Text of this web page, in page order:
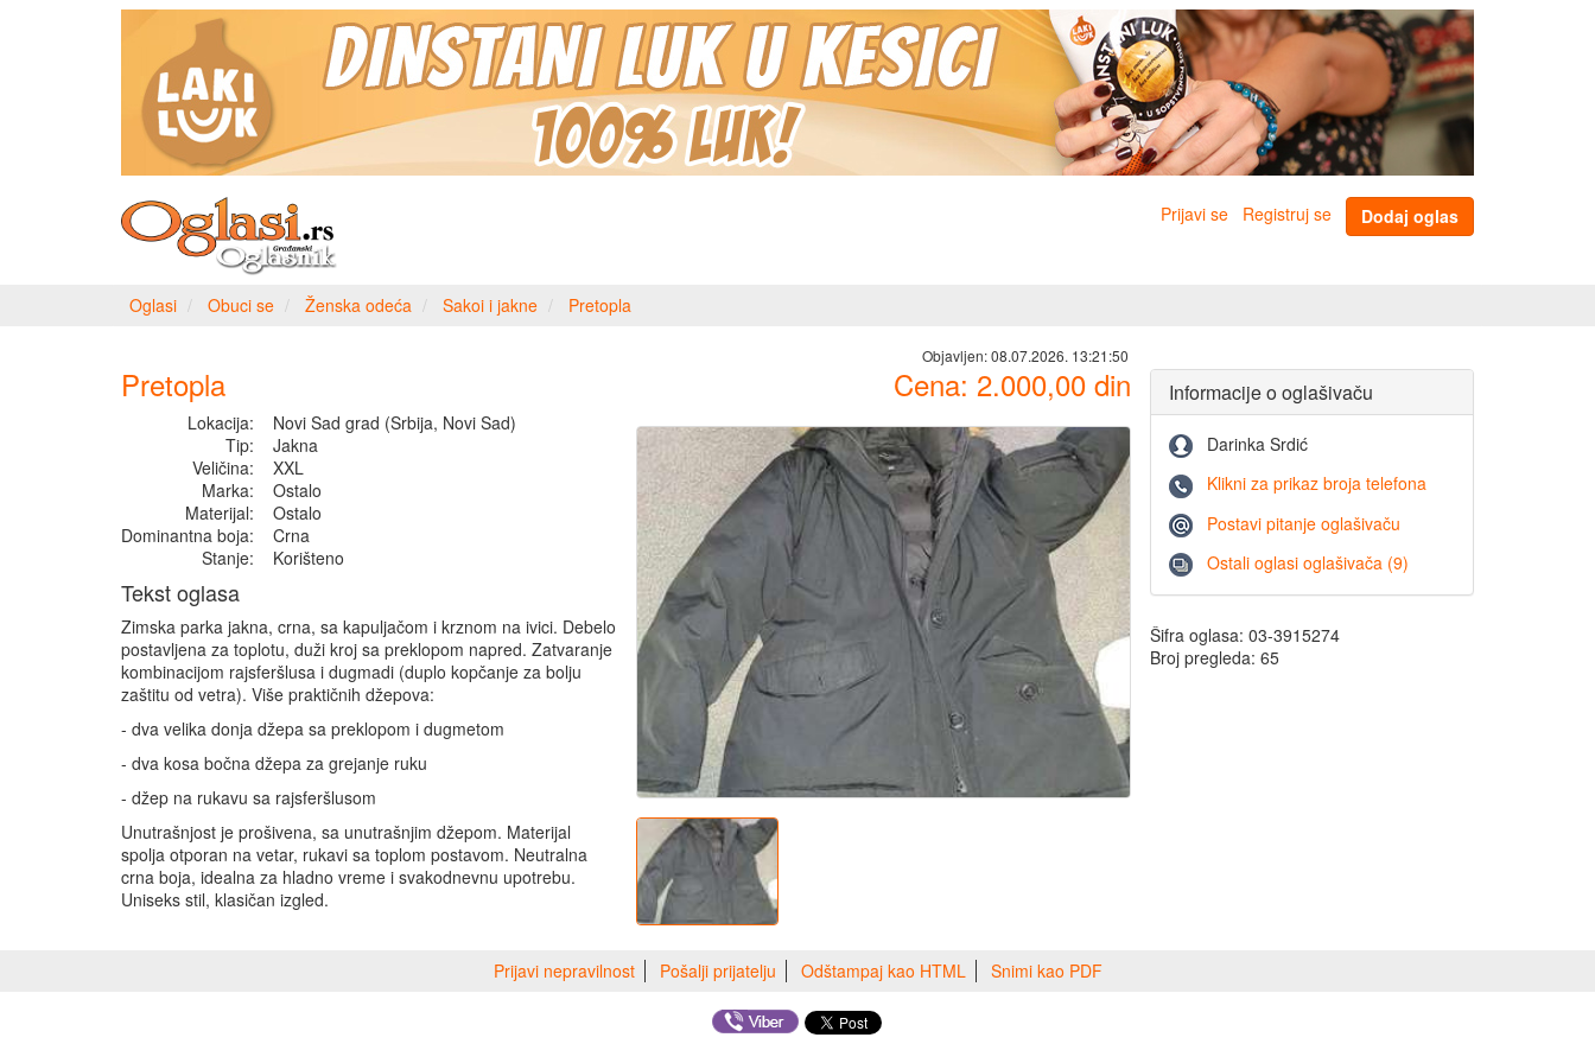
Prijavi se Registruj se Dodaj oglas
Oglasi Obuci se Ženska odeća Sakoi i jakne Pretopla
Pretopla
Lokacija:
Novi Sad grad (Srbija, Novi Sad)
Tip:
Jakna
Veličina:
XXL
Marka:
Ostalo
Materijal:
Ostalo
Dominantna boja:
Crna
Stanje:
Korišteno
Tekst oglasa
Zimska parka jakna, crna, sa kapuljačom i krznom na ivici. Debelo
postavljena za toplotu, duži kroj sa preklopom napred. Zatvaranje
kombinacijom rajsferšlusa i dugmadi (duplo kopčanje za bolju
zaštitu od vetra). Više praktičnih džepova:
- dva velika donja džepa sa preklopom i dugmetom
- dva kosa bočna džepa za grejanje ruku
- džep na rukavu sa rajsferšlusom
Unutrašnjost je prošivena, sa unutrašnjim džepom. Materijal
spolja otporan na vetar, rukavi sa toplom postavom. Neutralna
crna boja, idealna za hladno vreme i svakodnevnu upotrebu.
Uniseks stil, klasičan izgled.
Objavljen:08.07.2026. 13:21:50
Cena: 2.000,00 din Informacije o oglašivaču
Darinka Srdić
Klikni za prikaz broja telefona
Postavi pitanje oglašivaču
Ostali oglasi oglašivača (9)
Šifra oglasa: 03-3915274
Broj pregleda: 65
Prijavi nepravilnost Pošalji prijatelju Odštampaj kao HTML Snimi kao PDF